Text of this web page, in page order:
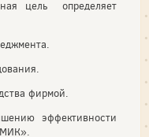
цель определяет
фирмой.
эффективности